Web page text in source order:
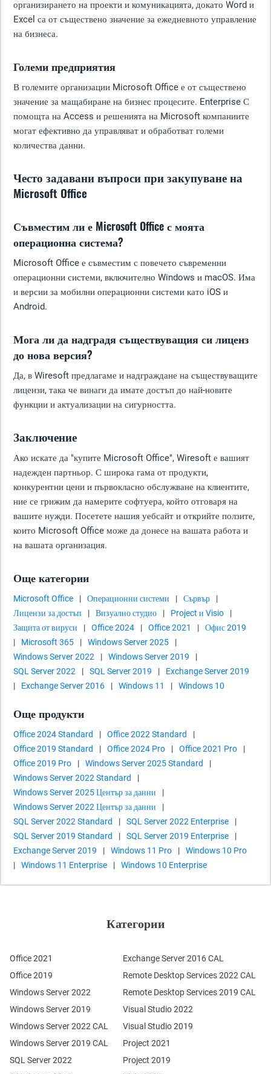
организирането на проекти и комуникацията, докато Word и
Excel са от съществено значение за ежедневното управление
на бизнеса.
Големи предприятия
В големите организации Microsoft Office е от съществено
значение за мащабиране на бизнес процесите. Enterprise С
помощта на Access и решенията на Microsoft компаниите
могат ефективно да управляват и обработват големи
количества данни.
Често задавани въпроси при закупуване на
Microsoft Office
Съвместим ли е Microsoft Office с моята
операционна система?
Microsoft Office е съвместим с повечето съвременни
операционни системи, включително Windows и macOS. Има
и версии за мобилни операционни системи като iOS и
Android.
Мога ли да надградя съществуващия си лиценз
до нова версия?
Да, в Wiresoft предлагаме и надграждане на съществуващите
лицензи, така че винаги да имате достъп до най-новите
функции и актуализации на сигурността.
Заключение
Ако искате да "купите Microsoft Office", Wiresoft е вашият
надежден партньор. С широка гама от продукти,
конкурентни цени и първокласно обслужване на клиентите,
ние се грижим да намерите софтуера, който отговаря на
вашите нужди. Посетете нашия уебсайт и открийте ползите,
които Microsoft Office може да донесе на вашата работа и
на вашата организация.
Още категории
Microsoft Office | Операционни системи | Сървър
|
Лицензи за достъп
| Визуално студио | Project и Visio
|
Защита от вируси
| Office 2024 | Office 2021 |
Офис 2019
|
Microsoft 365 | Windows Server 2025
|
Windows Server 2022
| Windows Server 2019
|
SQL Server 2022
| SQL Server 2019 |
Exchange Server 2019
|
Exchange Server 2016 | Windows 11 | Windows 10
Още продукти
Office 2024 Standard | Office 2022 Standard
|
Office 2019 Standard
| Office 2024 Pro | Office 2021 Pro
|
Office 2019 Pro
| Windows Server 2025 Standard
|
Windows Server 2022 Standard
|
Windows Server 2025 Център за данни
|
Windows Server 2022 Център за данни
|
SQL Server 2022 Standard
| SQL Server 2022 Enterprise
|
SQL Server 2019 Standard
| SQL Server 2019 Enterprise
|
Exchange Server 2019
| Windows 11 Pro |
Windows 10 Pro
|
Windows 11 Enterprise | Windows 10 Enterprise
Категории
Office 2021
Office 2019
Windows Server 2022
Windows Server 2019
SQL Server 2022
Windows Server 2022 CAL
Windows Server 2019 CAL
Remote Desktop Services 2022 CAL
Remote Desktop Services 2019 CAL
Exchange Server 2016 CAL
Visual Studio 2022
Visual Studio 2019
Project 2021
Project 2019